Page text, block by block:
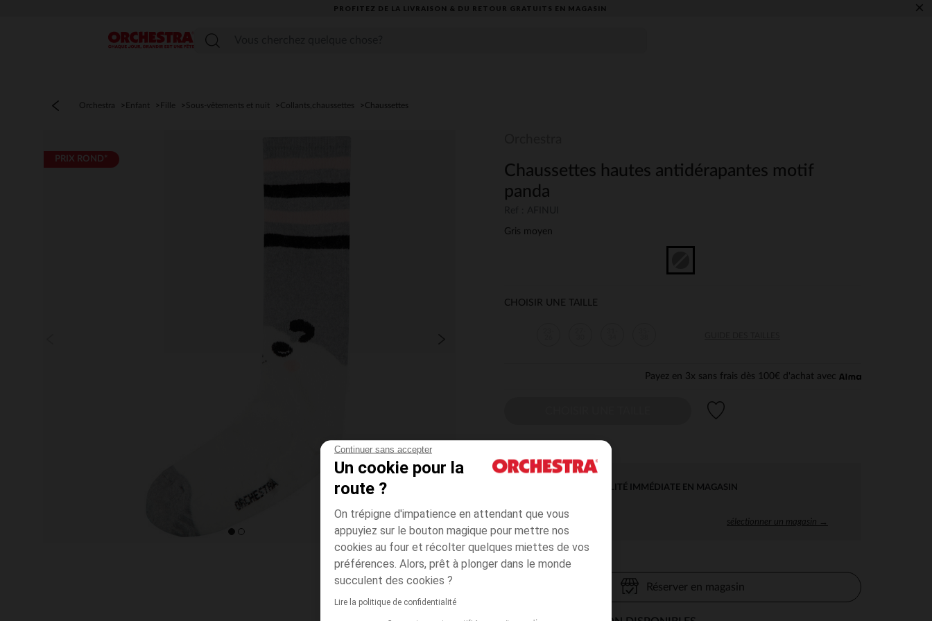
Continuer sans accepter
Un cookie pour la
route ?
On trépigne d'impatience en attendant que vous
appuyiez sur le bouton magique pour mettre nos
cookies au four et récolter quelques miettes de vos
préférences. Alors, prêt à plonger dans le monde
succulent des cookies ?
Lire la politique de confidentialité
PROFITEZ DE LA LIVRAISON & DU RETOUR GRATUITS EN MAGASIN​ ×
Menu
Orchestra Enfant Fille Sous-vêtements et nuit Collants,chaussettes Chaussettes
PRIX ROND*
Chaussettes hautes antidérapantes motif
panda
Gris moyen
CHOISIR UNE TAILLE
Payez en 3x sans frais dès 100€ d'achat avec
DISPONIBILITÉ IMMÉDIATE EN MAGASIN
sélectionner un magasin →
Réserver en magasin